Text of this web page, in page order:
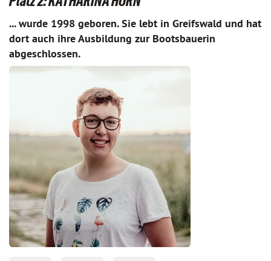
... wurde 1998 geboren. Sie lebt in Greifswald und hat
dort auch ihre Ausbildung zur Bootsbauerin
abgeschlossen.